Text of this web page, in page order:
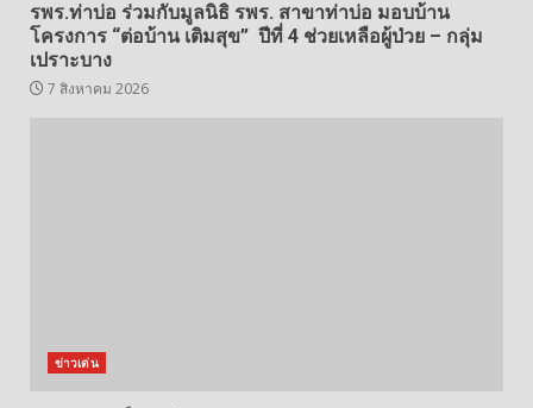
รพร.ท่าบ่อ ร่วมกับมูลนิธิ รพร. สาขาท่าบ่อ มอบบ้าน
โครงการ “ต่อบ้าน เติมสุข” ปีที่ 4 ช่วยเหลือผู้ป่วย – กลุ่ม
เปราะบาง
7 สิงหาคม 2026
ข่าวเด่น